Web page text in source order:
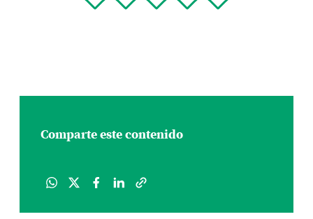
Comparte este contenido